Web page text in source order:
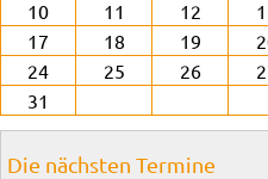
10
11 12
17
18 19
24
25 26
31
Die nächsten Termine